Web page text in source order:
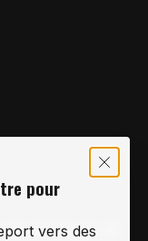
montagne et
pour
vers des